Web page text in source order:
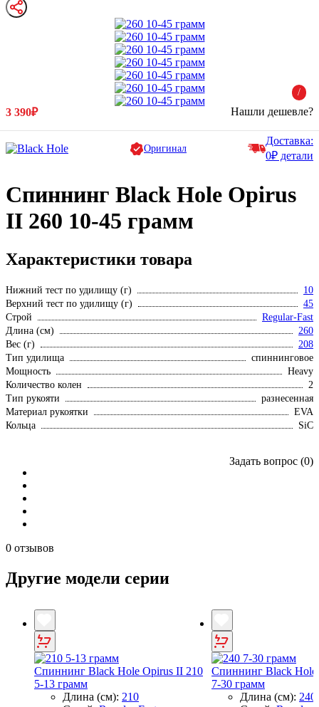
/
3 390₽ Нашли дешевле?
Оригинал
Доставка:
0₽ детали
Спиннинг Black Hole Opirus
II 260 10-45 грамм
Характеристики товара
Нижний тест по удилищу (г)
10
Верхний тест по удилищу (г)
45
Строй
Regular-Fast
Длина (см)
260
Вес (г)
208
Тип удилища
спиннинговое
Мощность
Heavy
Количество колен
2
Тип рукояти
разнесенная
Материал рукоятки
EVA
Кольца
SiC
0 отзывов
Задать вопрос (0)
Другие модели серии
Спиннинг Black Hole Opirus II 210
5-13 грамм
Длина (см): 210
Спиннинг Black Hole
7-30 грамм
Длина (см): 240